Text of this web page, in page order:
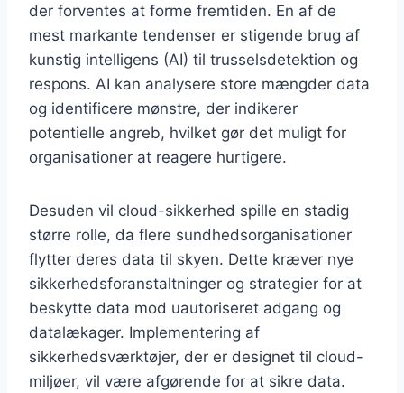
der forventes at forme fremtiden. En af de
mest markante tendenser er stigende brug af
kunstig intelligens (AI) til trusselsdetektion og
respons. AI kan analysere store mængder data
og identificere mønstre, der indikerer
potentielle angreb, hvilket gør det muligt for
organisationer at reagere hurtigere.
Desuden vil cloud-sikkerhed spille en stadig
større rolle, da flere sundhedsorganisationer
flytter deres data til skyen. Dette kræver nye
sikkerhedsforanstaltninger og strategier for at
beskytte data mod uautoriseret adgang og
datalækager. Implementering af
sikkerhedsværktøjer, der er designet til cloud-
miljøer, vil være afgørende for at sikre data.